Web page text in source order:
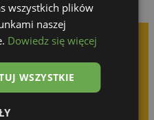
wszystkich plików
naszej
Dowiedz się więcej
WSZYSTKIE